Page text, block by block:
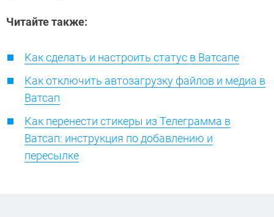
Читайте также:
Как сделать и настроить статус в Ватсапе
Как отключить автозагрузку файлов и медиа в
Ватсап
Как перенести стикеры из Телеграмма в
Ватсап: инструкция по добавлению и
пересылке